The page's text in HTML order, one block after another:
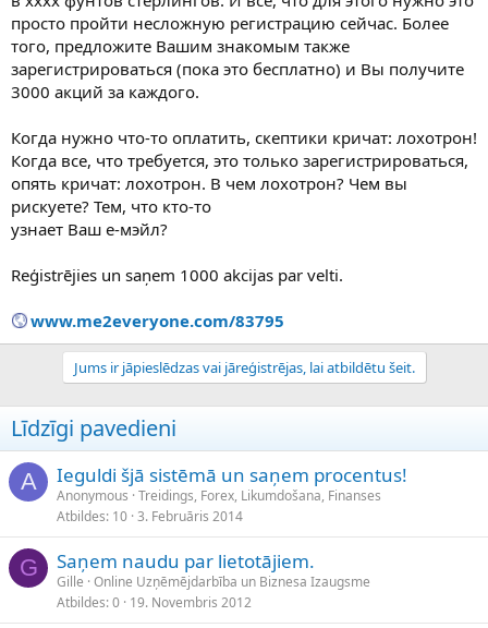
просто пройти несложную регистрацию сейчас. Более
того, предложите Вашим знакомым также
зарегистрироваться (пока это бесплатно) и Вы получите
3000 акций за каждого.
Когда нужно что-то оплатить, скептики кричат: лохотрон!
Когда все, что требуется, это только зарегистрироваться,
опять кричат: лохотрон. В чем лохотрон? Чем вы
рискуете? Тем, что кто-то
узнает Ваш е-мэйл?
Reģistrējies un saņem 1000 akcijas par velti.
www.me2everyone.com/83795
Jums ir jāpieslēdzas vai jāreģistrējas, lai atbildētu šeit.
Līdzīgi pavedieni
A Ieguldi šjā sistēmā un saņem procentus!
Anonymous Treidings, Forex, Likumdošana, Finanses
Atbildes 10 3. Februāris 2014
G Saņem naudu par lietotājiem.
Gille Online Uzņēmējdarbība un Biznesa Izaugsme
Atbildes 0 19. Novembris 2012